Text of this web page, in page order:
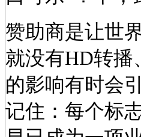
赞助商是让世
就没有HD转播
的影响有时会
记住：每个标